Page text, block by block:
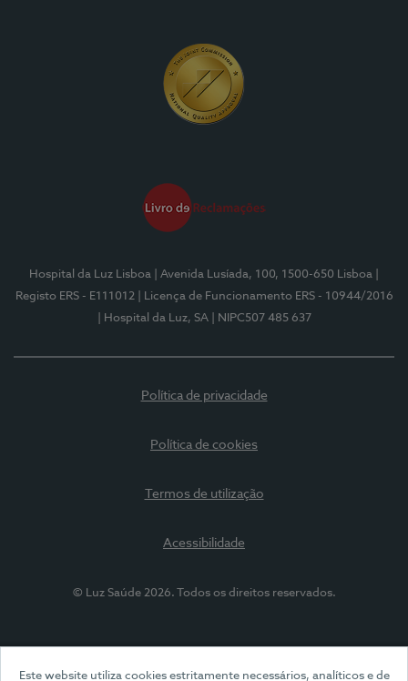
Este website utiliza cookies estritamente necessários, analíticos e de
Hospital da Luz Lisboa | Avenida Lusíada, 100, 1500-650 Lisboa
Registo ERS - E111012
| Licença de Funcionamento ERS - 10944/2016
| Hospital da Luz, SA
| NIPC507 485 637
Política de privacidade
Política de cookies
Termos de utilização
Acessibilidade
© Luz Saúde 2026. Todos os direitos reservados.